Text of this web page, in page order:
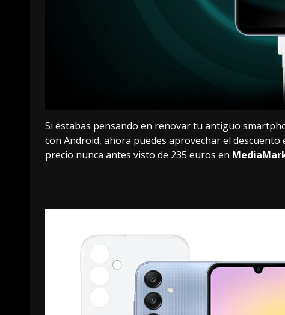
Si estabas pensando en renovar tu antiguo
con Android, ahora puedes aprovechar el descuento
precio nunca antes visto de 235 euros en